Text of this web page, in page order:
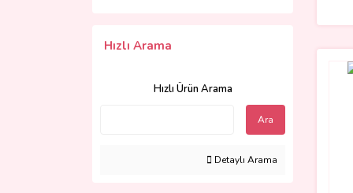
Hızlı Arama
Hızlı Ürün Arama
Ara
Detaylı Arama